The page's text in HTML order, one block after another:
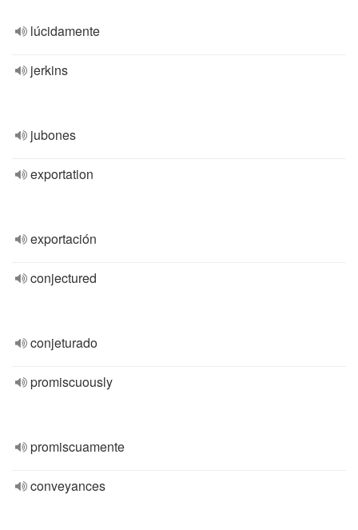
lúcidamente
jerkins
jubones
exportation
exportación
conjectured
conjeturado
promiscuously
promiscuamente
conveyances